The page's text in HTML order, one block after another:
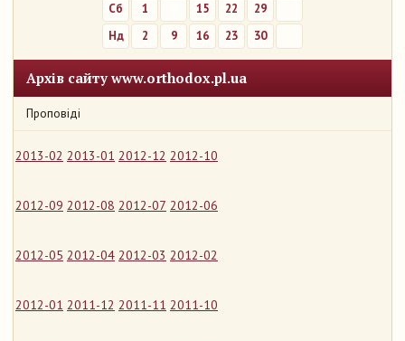
Сб
1 15 22
29
Нд
2 9 16 23 30
Архів сайту www.orthodox.pl.ua
Проповіді
2013-02 2013-01 2012-12 2012-10
2012-09 2012-08 2012-07 2012-06
2012-05 2012-04 2012-03 2012-02
2012-01 2011-12 2011-11 2011-10